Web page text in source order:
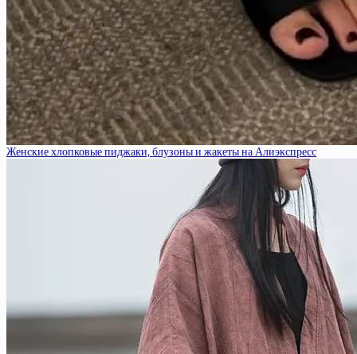
Женские хлопковые пиджаки, блузоны и жакеты на Алиэкспресс